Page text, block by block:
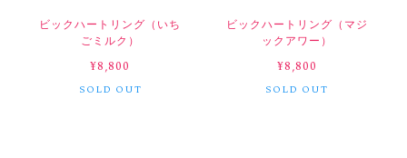
ビックハートリング（いち
ごミルク）
¥8,800
SOLD OUT
ビックハートリング（マジ
ックアワー）
¥8,800
SOLD OUT